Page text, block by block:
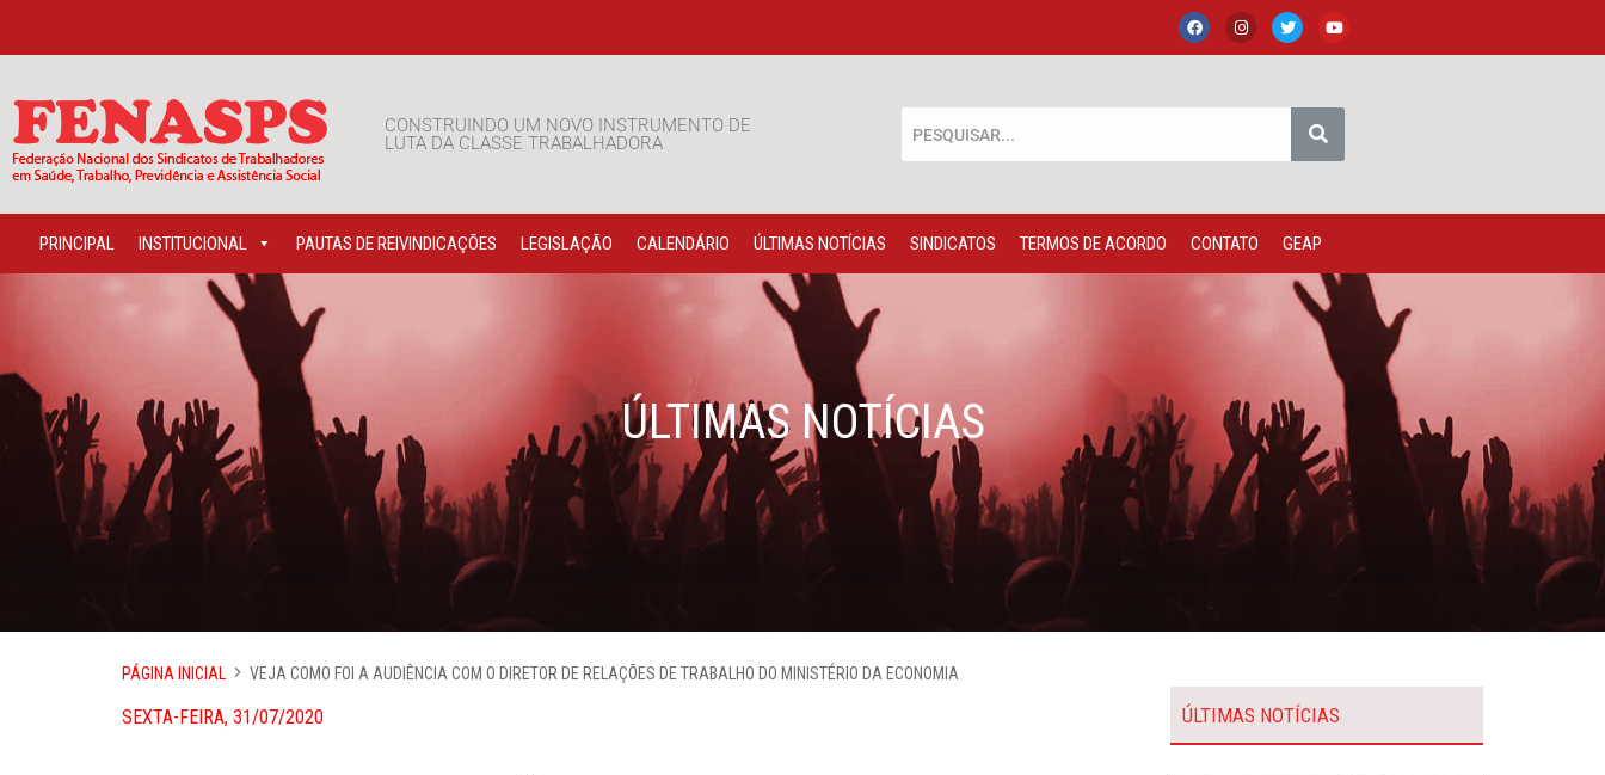
CONSTRUINDO UM NOVO INSTRUMENTO DE
LUTA DA CLASSE TRABALHADORA
PRINCIPAL INSTITUCIONAL PAUTAS DE REIVINDICAÇÕES LEGISLAÇÃO CALENDÁRIO ÚLTIMAS NOTÍCIAS SINDICATOS TERMOS DE ACORDO CONTATO GEAP
ÚLTIMAS NOTÍCIAS
PÁGINA INICIAL VEJA COMO FOI A AUDIÊNCIA COM O DIRETOR DE RELAÇÕES DE TRABALHO DO MINISTÉRIO DA ECONOMIA
SEXTA-FEIRA, 31/07/2020 ÚLTIMAS NOTÍCIAS